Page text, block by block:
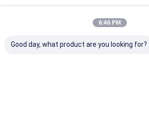
Geadviseerde Producten
6:46 PM
Good day, what product are you looking for?